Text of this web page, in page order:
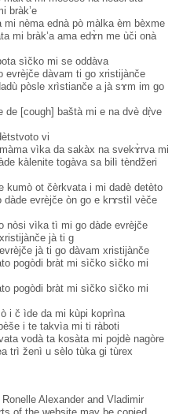
bràk’e
mi nèma ednà pò màlka èm bèxme
mi bràk’a ama edɤ̀n me ùči onà
sìčko mi se oddàva
evrèjče dàvam ti go xristijànče
pòsle xrìstianče a jà sɤm im go
de [cough] baštà mi e na dvè dṛ̀ve
vi
vìka da sakàx na svekɤ̀rva mi
kàlenite togàva sa bilì tèndžeri
kumò ot čèrkvata i mi dadè detèto
dàde evrèjče òn go e krɤstìl vèče
nòsi vìka tì mi go dàde evrèjče
jà ti g
jà ti go dàvam xristijànče
pogòdi bràt mi sìčko sìčko mi
pogòdi bràt mi sìčko sìčko mi
i č ìde da mi kùpi koprìna
i te takvìa mi ti ràboti
vodà ta kosàta mi pojdè nagòre
trì ženì u sèlo tùka gi tùrex
Alexander and Vladimir